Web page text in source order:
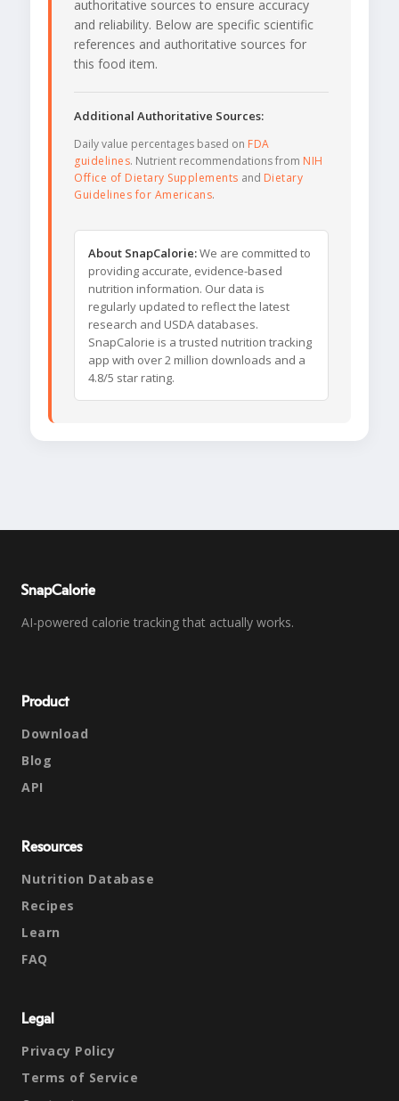
authoritative sources to ensure accuracy
and reliability. Below are specific scientific
references and authoritative sources for
this food item.
Additional Authoritative Sources:
Daily value percentages based on FDA
guidelines. Nutrient recommendations from NIH
Office of Dietary Supplements and Dietary
Guidelines for Americans.
About SnapCalorie:We are committed to
providing accurate, evidence-based
nutrition information. Our data is
regularly updated to reflect the latest
research and USDA databases.
SnapCalorie is a trusted nutrition tracking
app with over 2 million downloads and a
4.8/5 star rating.
SnapCalorie
AI-powered calorie tracking that actually works.
Product
Download
Blog
API
Resources
Nutrition Database
Recipes
Learn
FAQ
Legal
Privacy Policy
Terms of Service